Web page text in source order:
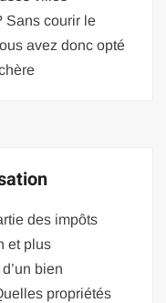
Sans courir le
avez donc opté
des impôts
et plus
bien
propriétés